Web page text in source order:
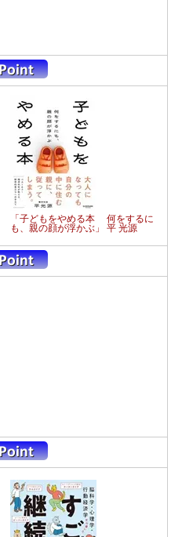
「子どもをやめる本 何をするに
も、親の顔が浮かぶ」 平 光源